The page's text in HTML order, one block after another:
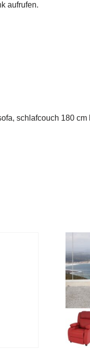
aufrufen.
schlafcouch 180